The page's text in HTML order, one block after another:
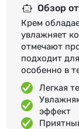
Обзор
Крем
увлажняет
отмечают
подходит
особенно в
Легкая
эффект